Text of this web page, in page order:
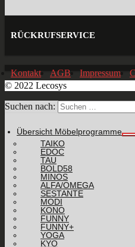
RÜCKRUFSERVICE
Kontakt AGB Impressum
© 2022 Lecosys
Suchen nach:
Übersicht Möbelprogramme
TAIKO
EDOC
TAU
BOLD58
MINOS
ALFA/OMEGA
SESTANTE
MODI
KONO
FUNNY
FUNNY+
YOGA
KYO